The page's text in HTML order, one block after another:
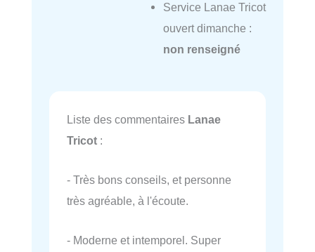
Service Lanae Tricot
ouvert dimanche :
non renseigné
Liste des commentaires Lanae
Tricot :
- Très bons conseils, et personne
très agréable, à l'écoute.
- Moderne et intemporel. Super